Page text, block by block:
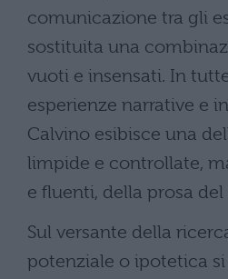
comunicazione tra gli
sostituita una
vuoti e insensati. In
esperienze narrative e
Calvino esibisce una
limpide e controllate,
e fluenti, della prosa
Sul versante della
potenziale o ipotetica